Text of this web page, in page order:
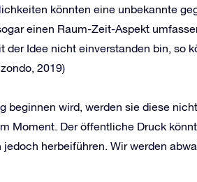
könnten eine unbekannte
einen Raum-Zeit-Aspekt
der Idee nicht einverstanden bin, so
2019)
beginnen wird, werden sie diese
Moment. Der öffentliche Druck
herbeiführen. Wir werden